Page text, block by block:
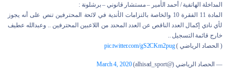
المداخلة الهاتفية / أحمد الأمير – مستشار قانوني – برشلونة :
المادة 11 الفقرة 10 والخاصة بالتزامات الأندية في لائحة المحترفين تنص على أنه يجوز
لأي نادي إكمال العدد الناقص عن العدد المحدد من اللاعبين المحترفين .. وعبدالله عطيف
خارج قائمة التسجيل ..
( الحصاد الرياضي )pic.twitter.com/gS2CKm2pug
— الحصاد الرياضي (@alhisad_sport) March 4, 2020